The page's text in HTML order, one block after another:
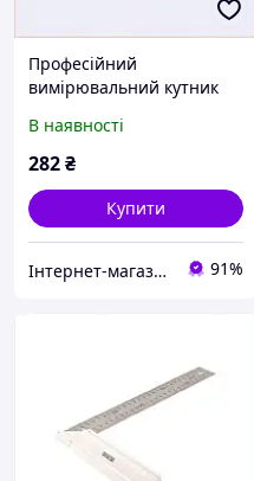
Професійний
вимірювальний кутник
НЕРЖ, H723E3272
В наявності
282₴
Купити
Інтернет-магазин GoodBuy 91%